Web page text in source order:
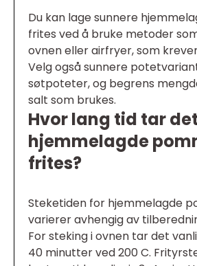
Du kan lage sunnere
frites ved å bruke metoder
ovnen eller airfryer, som
Velg også sunnere
søtpoteter, og begrens
salt som brukes.
Hvor lang tid tar
hjemmelagde
frites?
Steketiden for hjemmelagde
varierer avhengig av
For steking i ovnen tar det
40 minutter ved 200 C.